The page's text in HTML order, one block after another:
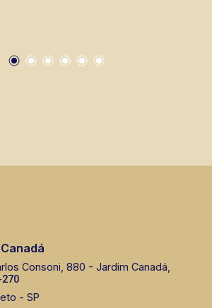
Consoni, 880 - Jardim Canadá,
- SP